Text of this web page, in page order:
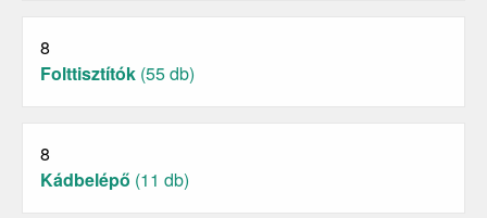
8
Folttisztítók (55 db)
8
Kádbelépő (11 db)